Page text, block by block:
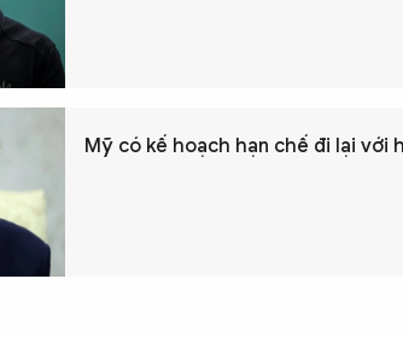
Mỹ có kế hoạch hạn chế đi lại với